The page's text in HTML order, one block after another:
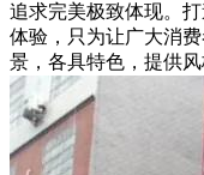
追求完美极致体现。
体验，只为让广大消
景，各具特色，提供